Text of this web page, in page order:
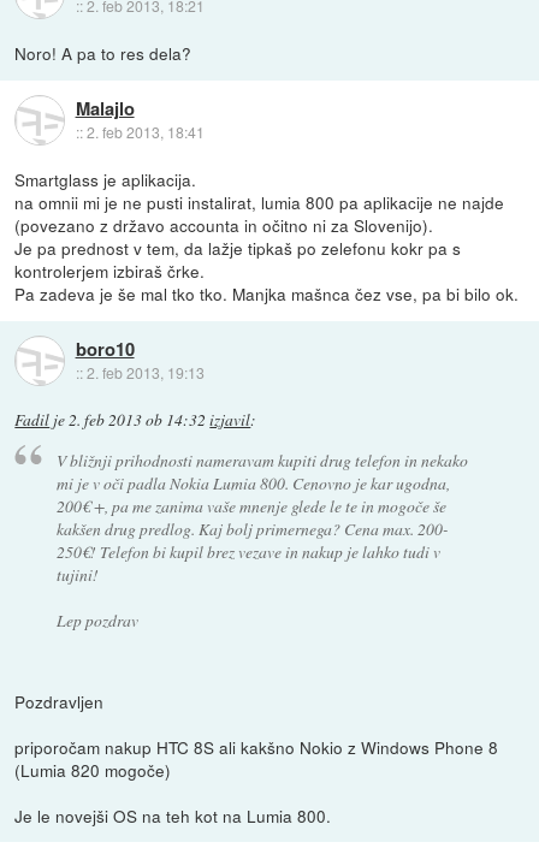
::2. feb 2013, 18:21
Noro! A pa to res dela?
Malajlo
::2. feb 2013, 18:41
Smartglass je aplikacija.
na omnii mi je ne pusti instalirat, lumia 800 pa aplikacije ne najde
(povezano z državo accounta in očitno ni za Slovenijo).
Je pa prednost v tem, da lažje tipkaš po zelefonu kokr pa s
kontrolerjem izbiraš črke.
Pa zadeva je še mal tko tko. Manjka mašnca čez vse, pa bi bilo ok.
boro10
::2. feb 2013, 19:13
Fadil je2. feb 2013 ob 14:32 izjavil:
V bližnji prihodnosti nameravam kupiti drug telefon in nekako
mi je v oči padla Nokia Lumia 800. Cenovno je kar ugodna,
200€ +, pa me zanima vaše mnenje glede le te in mogoče še
kakšen drug predlog. Kaj bolj primernega? Cena max. 200-
250€! Telefon bi kupil brez vezave in nakup je lahko tudi v
tujini!
Lep pozdrav
Pozdravljen
priporočam nakup HTC 8S ali kakšno Nokio z Windows Phone 8
(Lumia 820 mogoče)
Je le novejši OS na teh kot na Lumia 800.